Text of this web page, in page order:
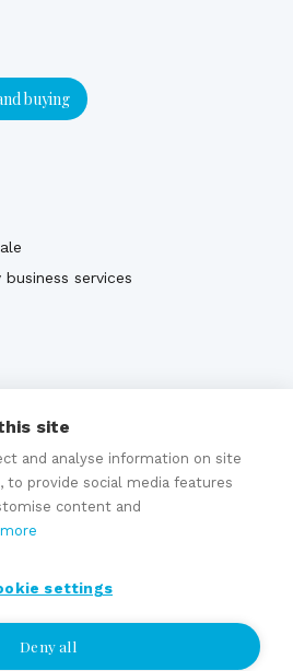
buying
services
site
and analyse information on site
to provide social media features
content and
settings
Deny all